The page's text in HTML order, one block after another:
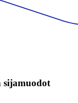
sijamuodot